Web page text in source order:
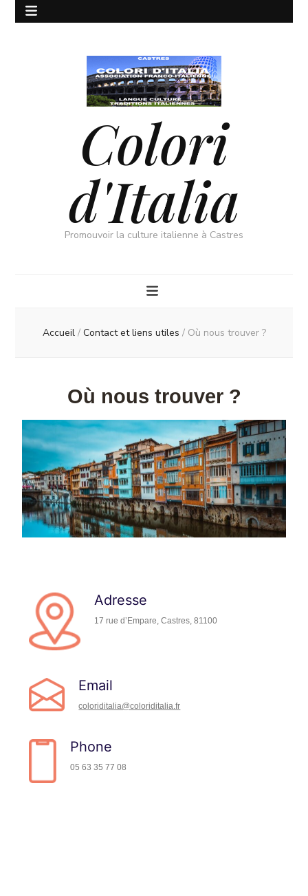
Colori
d'Italia
Promouvoir la culture italienne à Castres
Accueil / Contact et liens utiles / Où nous trouver ?
Où nous trouver ?
Adresse
17 rue d’Empare, Castres, 81100
Email
coloriditalia@coloriditalia.fr
Phone
05 63 35 77 08